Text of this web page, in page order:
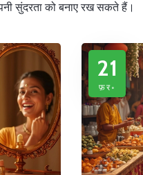
सुंदरता को बनाए रख सकते हैं।
21
फ़र॰